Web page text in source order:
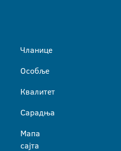
Чланице
Особље
Квалитет
Сарадња
Мапа
сајта